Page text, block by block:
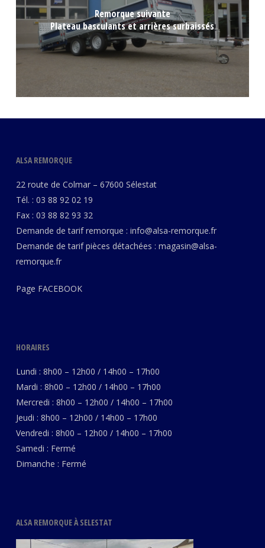
Remorque suivante
Plateau basculants et arrières surbaissés
ALSA REMORQUE
22 route de Colmar – 67600 Sélestat
Tél. : 03 88 92 02 19
Fax : 03 88 82 93 32
Demande de tarif remorque : info@alsa-remorque.fr
Demande de tarif pièces détachées : magasin@alsa-
remorque.fr
Page FACEBOOK
HORAIRES
Lundi : 8h00 – 12h00 / 14h00 – 17h00
Mardi : 8h00 – 12h00 / 14h00 – 17h00
Mercredi : 8h00 – 12h00 / 14h00 – 17h00
Jeudi : 8h00 – 12h00 / 14h00 – 17h00
Vendredi : 8h00 – 12h00 / 14h00 – 17h00
Samedi : Fermé
Dimanche : Fermé
ALSA REMORQUE À SELESTAT